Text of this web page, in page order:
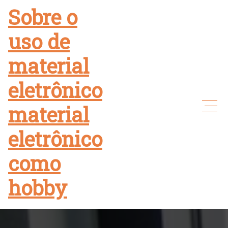
content
Sobre o
uso de
material
eletrônico
material
eletrônico
como
hobby